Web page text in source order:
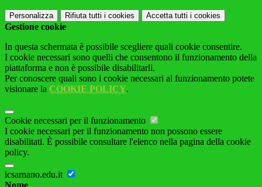
Personalizza Rifiuta tutti i cookies Accetta tutti i cookies
Gestione cookie
In questa schermata è possibile scegliere quali cookie consentire.
I cookie necessari sono quelli che consentono il funzionamento della
piattaforma e non è possibile disabilitarli.
Per conoscere quali sono i cookie necessari al funzionamento potete
visionare la COOKIE POLICY.
Cookie necessari per il funzionamento
I cookie necessari per il funzionamento non possono essere
disabilitati. È possibile consultare l'elenco nella pagina della cookie
policy.
icsarnano.edu.it
Nome